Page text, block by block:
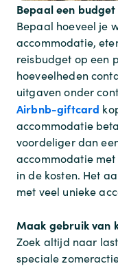
Bepaal een budget
Bepaal hoeveel je
accommodatie,
reisbudget op een
hoeveelheden
uitgaven onder
Airbnb-giftcard
accommodatie
voordeliger dan
accommodatie met
in de kosten. Het
met veel unieke
Maak gebruik van
Zoek altijd naar
speciale